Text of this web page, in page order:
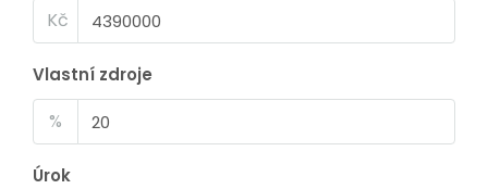
Kč
Vlastní zdroje
%
Úrok